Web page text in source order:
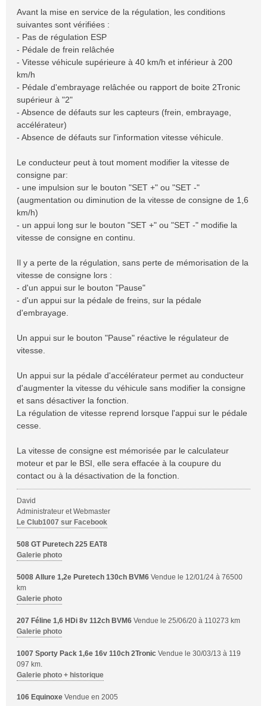
Avant la mise en service de la régulation, les conditions
suivantes sont vérifiées :
- Pas de régulation ESP
- Pédale de frein relâchée
- Vitesse véhicule supérieure à 40 km/h et inférieur à 200
km/h
- Pédale d'embrayage relâchée ou rapport de boite 2Tronic
supérieur à "2"
- Absence de défauts sur les capteurs (frein, embrayage,
accélérateur)
- Absence de défauts sur l'information vitesse véhicule.
Le conducteur peut à tout moment modifier la vitesse de
consigne par:
- une impulsion sur le bouton "SET +" ou "SET -"
(augmentation ou diminution de la vitesse de consigne de 1,6
km/h)
- un appui long sur le bouton "SET +" ou "SET -" modifie la
vitesse de consigne en continu.
Il y a perte de la régulation, sans perte de mémorisation de la
vitesse de consigne lors :
- d'un appui sur le bouton "Pause"
- d'un appui sur la pédale de freins, sur la pédale
d'embrayage.
Un appui sur le bouton "Pause" réactive le régulateur de
vitesse.
Un appui sur la pédale d'accélérateur permet au conducteur
d'augmenter la vitesse du véhicule sans modifier la consigne
et sans désactiver la fonction.
La régulation de vitesse reprend lorsque l'appui sur le pédale
cesse.
La vitesse de consigne est mémorisée par le calculateur
moteur et par le BSI, elle sera effacée à la coupure du
contact ou à la désactivation de la fonction.
David
Administrateur et Webmaster
Le Club1007 sur Facebook
508 GT Puretech 225 EAT8
Galerie photo
5008 Allure 1,2e Puretech 130ch BVM6 Vendue le 12/01/24 à 76500
km
Galerie photo
207 Féline 1,6 HDi 8v 112ch BVM6 Vendue le 25/06/20 à 110273 km
Galerie photo
1007 Sporty Pack 1,6e 16v 110ch 2Tronic Vendue le 30/03/13 à 119
097 km.
Galerie photo + historique
106 Equinoxe Vendue en 2005